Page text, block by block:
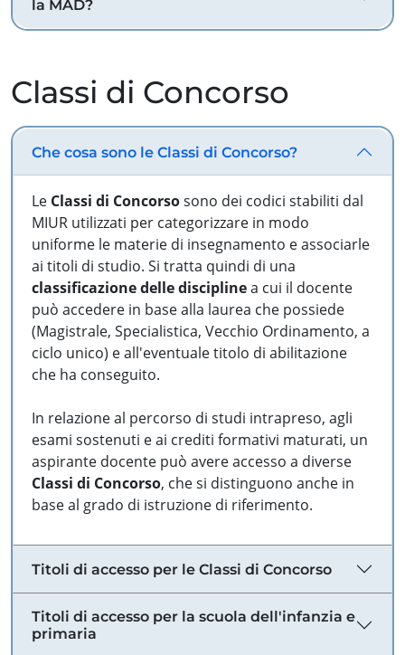
la MAD?
Classi di Concorso
Che cosa sono le Classi di Concorso?
Le Classi di Concorsosono dei codici stabiliti dal
MIUR utilizzati per categorizzare in modo
uniforme le materie di insegnamento e associarle
ai titoli di studio. Si tratta quindi di una
classificazione delle disciplinea cui il docente
può accedere in base alla laurea che possiede
(Magistrale, Specialistica, Vecchio Ordinamento, a
ciclo unico) e all'eventuale titolo di abilitazione
che ha conseguito.
In relazione al percorso di studi intrapreso, agli
esami sostenuti e ai crediti formativi maturati, un
aspirante docente può avere accesso a diverse
Classi di Concorso, che si distinguono anche in
base al grado di istruzione di riferimento.
Titoli di accesso per le Classi di Concorso
Titoli di accesso per la scuola dell'infanzia e
primaria